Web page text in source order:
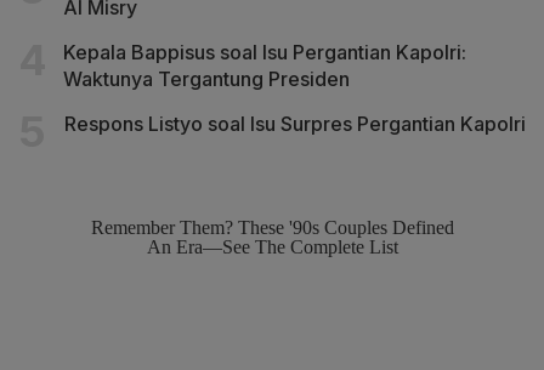
Al Misry
Kepala Bappisus soal Isu Pergantian Kapolri:
Waktunya Tergantung Presiden
Respons Listyo soal Isu Surpres Pergantian Kapolri